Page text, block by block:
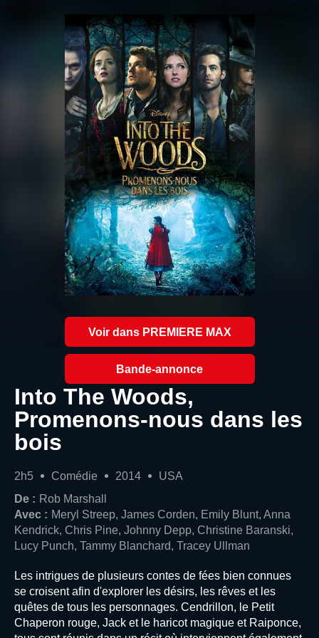
Voir dans PREMIERE MAX
Bande-annonce
Into The Woods,
Promenons-nous dans les
bois
2h5 Comédie 2014
USA
De : Rob Marshall
Avec : Meryl Streep, James Corden, Emily Blunt, Anna
Kendrick, Chris Pine, Johnny Depp, Christine Baranski,
Lucy Punch, Tammy Blanchard, Tracey Ullman
Les intrigues de plusieurs contes de fées bien connues
se croisent afin d'explorer les désirs, les rêves et les
quêtes de tous les personnages. Cendrillon, le Petit
Chaperon rouge, Jack et le haricot magique et Raiponce,